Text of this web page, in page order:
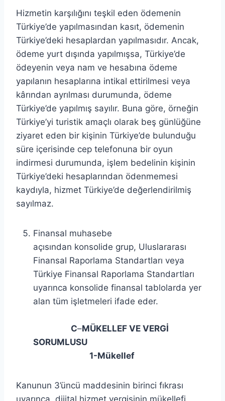
Hizmetin karşılığını teşkil eden ödemenin
Türkiye’de yapılmasından kasıt, ödemenin
Türkiye’deki hesaplardan yapılmasıdır. Ancak,
ödeme yurt dışında yapılmışsa, Türkiye’de
ödeyenin veya nam ve hesabına ödeme
yapılanın hesaplarına intikal ettirilmesi veya
kârından ayrılması durumunda, ödeme
Türkiye’de yapılmış sayılır. Buna göre, örneğin
Türkiye’yi turistik amaçlı olarak beş günlüğüne
ziyaret eden bir kişinin Türkiye’de bulunduğu
süre içerisinde cep telefonuna bir oyun
indirmesi durumunda, işlem bedelinin kişinin
Türkiye’deki hesaplarından ödenmemesi
kaydıyla, hizmet Türkiye’de değerlendirilmiş
sayılmaz.
Finansal muhasebe
açısından konsolide grup, Uluslararası
Finansal Raporlama Standartları veya
Türkiye Finansal Raporlama Standartları
uyarınca konsolide finansal tablolarda yer
alan tüm işletmeleri ifade eder.
C–MÜKELLEF VE VERGİ
SORUMLUSU
1-Mükellef
Kanunun 3’üncü maddesinin birinci fıkrası
uyarınca, dijital hizmet vergisinin mükellefi,